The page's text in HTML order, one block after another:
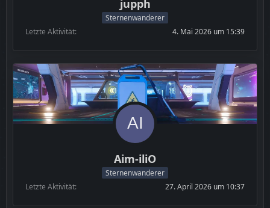
jupph
Sternenwanderer
Letzte Aktivität
4. Mai 2026 um 15:39
Aim-iliO
Sternenwanderer
Letzte Aktivität
27. April 2026 um 10:37